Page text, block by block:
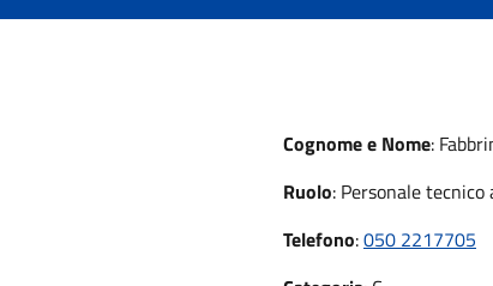
Cognome e Nome:
Ruolo: Personale
Telefono:050 2217705